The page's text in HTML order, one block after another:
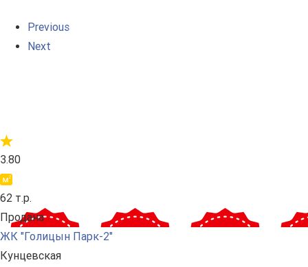
Previous
Next
3.80
62 т.р.
Продана
ЖК "Голицын Парк-2"
Кунцевская